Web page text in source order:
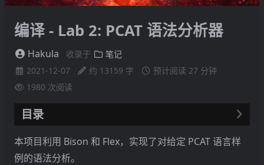
编译 - Lab 2: PCAT 语法分析器
Hakula 收录于
笔记
2021-12-07
约 13159 字
预计阅读 27 分钟
1980 次阅读
目录
1 项目结构总览
2 运行本项目
本项目利用 Bison 和 Flex，实现了对给定 PCAT 语言样
例的语法分析。